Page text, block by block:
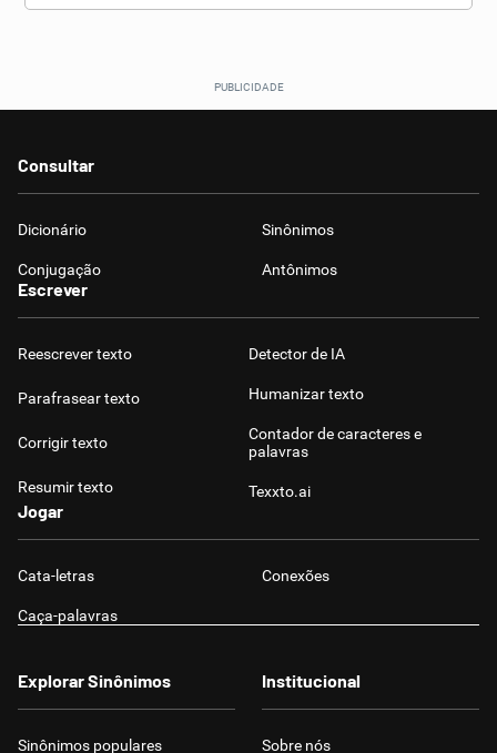
Consultar
Dicionário Sinônimos
Conjugação Antônimos
Escrever
Reescrever texto
Parafrasear texto
Corrigir texto
Resumir texto
Detector de IA
Humanizar texto
Contador de caracteres e
palavras
Texxto.ai
Jogar
Cata-letras Conexões
Caça-palavras
Explorar Sinônimos
Sinônimos populares
Institucional
Sobre nós